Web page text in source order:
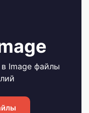
Image файлы